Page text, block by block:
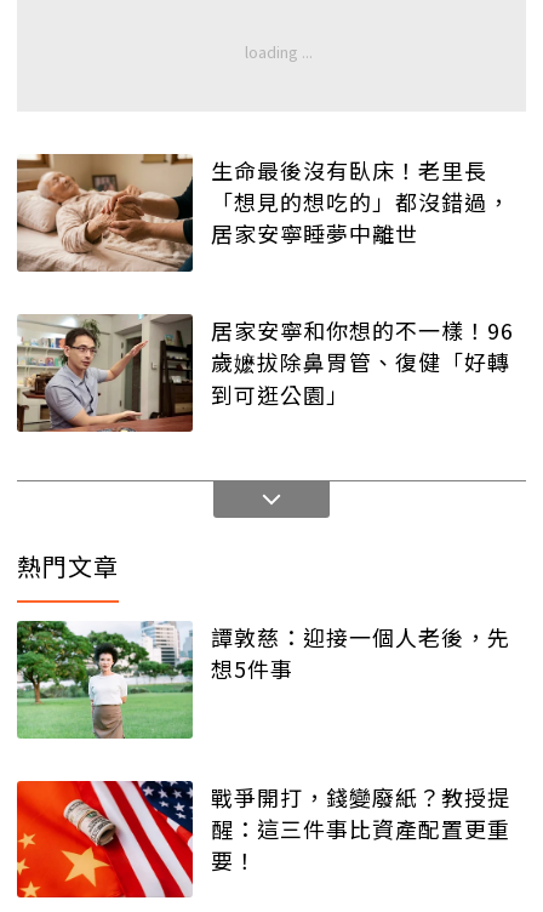
生命最後沒有臥床！老里長
「想見的想吃的」都沒錯過，
居家安寧睡夢中離世
居家安寧和你想的不一樣！96
歲嬷拔除鼻胃管、復健「好轉
到可逛公園」
熱門文章
譚敦慈：迎接一個人老後，先
想5件事
戰爭開打，錢變廢紙？教授提
醒：這三件事比資產配置更重
要！